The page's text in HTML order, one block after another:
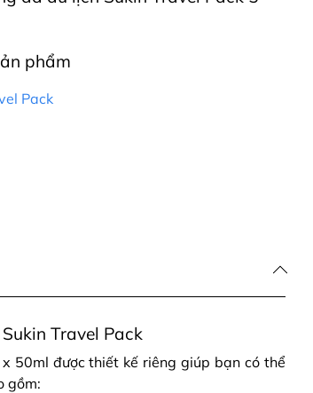
phẩm
Pack
Travel Pack
50ml được thiết kế riêng giúp bạn có thể
gồm: